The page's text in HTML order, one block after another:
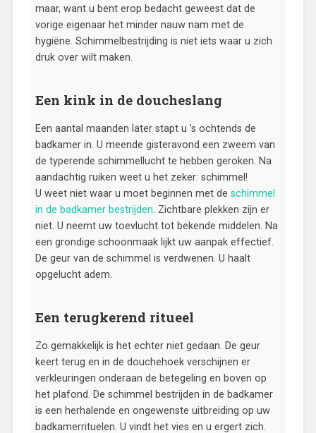
maar, want u bent erop bedacht geweest dat de
vorige eigenaar het minder nauw nam met de
hygiëne. Schimmelbestrijding is niet iets waar u zich
druk over wilt maken.
Een kink in de doucheslang
Een aantal maanden later stapt u ’s ochtends de
badkamer in. U meende gisteravond een zweem van
de typerende schimmellucht te hebben geroken. Na
aandachtig ruiken weet u het zeker: schimmel!
U weet niet waar u moet beginnen met de schimmel
in de badkamer bestrijden. Zichtbare plekken zijn er
niet. U neemt uw toevlucht tot bekende middelen. Na
een grondige schoonmaak lijkt uw aanpak effectief.
De geur van de schimmel is verdwenen. U haalt
opgelucht adem.
Een terugkerend ritueel
Zo gemakkelijk is het echter niet gedaan. De geur
keert terug en in de douchehoek verschijnen er
verkleuringen onderaan de betegeling en boven op
het plafond. De schimmel bestrijden in de badkamer
is een herhalende en ongewenste uitbreiding op uw
badkamerrituelen. U vindt het vies en u ergert zich.